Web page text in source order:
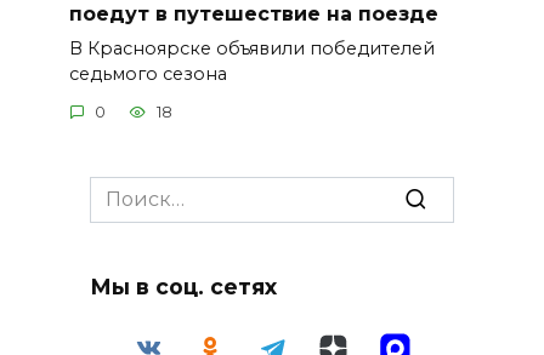
поедут в путешествие на поезде
В Красноярске объявили победителей
седьмого сезона
0 18
Search
for:
Мы в соц. сетях